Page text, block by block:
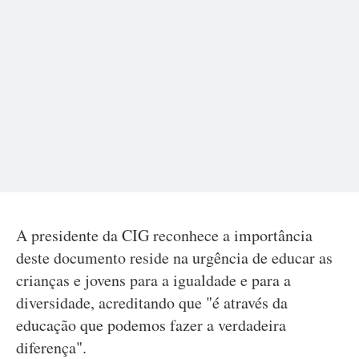
A presidente da CIG reconhece a importância
deste documento reside na urgência de educar as
crianças e jovens para a igualdade e para a
diversidade, acreditando que "é através da
educação que podemos fazer a verdadeira
diferença".